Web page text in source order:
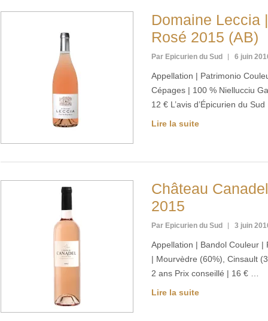
Domaine Leccia
Rosé 2015 (AB)
Par Epicurien du Sud 6 juin
Appellation | Patrimonio
Cépages | 100 % Niellucciu
12 € L’avis d’Épicurien du
Lire la suite
Château
2015
Par Epicurien du Sud 3 juin
Appellation | Bandol Couleur |
| Mourvèdre (60%), Cinsault
2 ans Prix conseillé | 16 € …
Lire la suite